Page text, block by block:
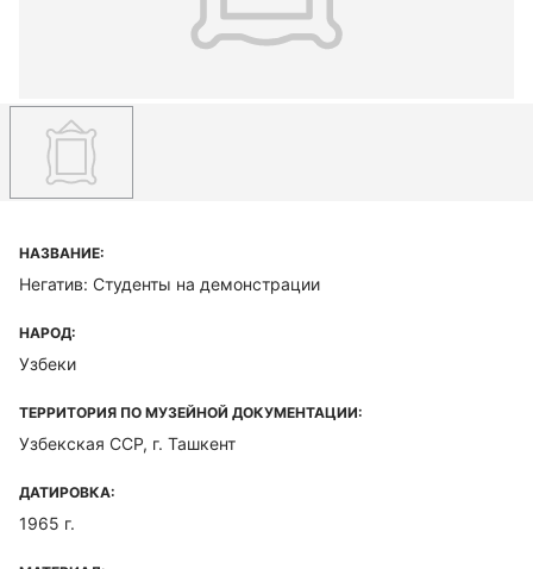
НАЗВАНИЕ:
Негатив: Студенты на демонстрации
НАРОД:
Узбеки
ТЕРРИТОРИЯ ПО МУЗЕЙНОЙ ДОКУМЕНТАЦИИ:
Узбекская ССР, г. Ташкент
ДАТИРОВКА:
1965 г.